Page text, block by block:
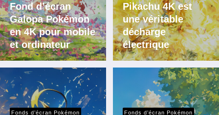
Fond d’écran
Galopa Pokémon
en 4K pour mobile
et ordinateur
Pikachu 4K est
une véritable
décharge
électrique
Fonds d’écran Pokémon Fonds d’écran Pokémon